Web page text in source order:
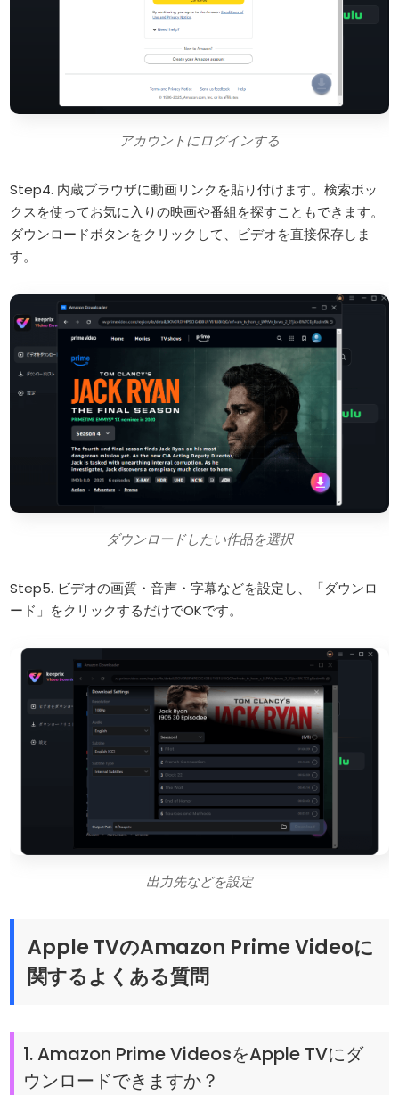
アカウントにログインする
Step4. 内蔵ブラウザに動画リンクを貼り付けます。検索ボッ
クスを使ってお気に入りの映画や番組を探すこともできます。
ダウンロードボタンをクリックして、ビデオを直接保存しま
す。
ダウンロードしたい作品を選択
Step5. ビデオの画質・音声・字幕などを設定し、「ダウンロ
ード」をクリックするだけでOKです。
出力先などを設定
Apple TVのAmazon Prime Videoに
関するよくある質問
1. Amazon Prime VideosをApple TVにダ
ウンロードできますか？